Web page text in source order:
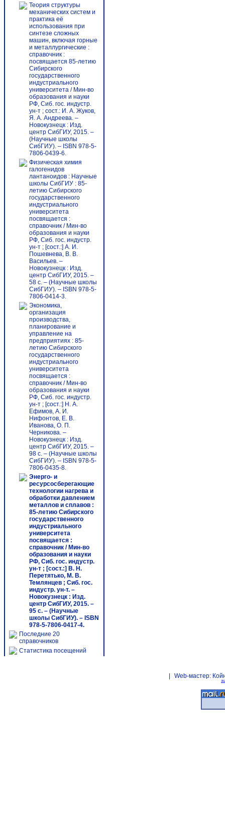
Теория структуры
механических систем и
практика её
использования при
синтезе сложных
машин, включая горные
и металлургические :
справочник :
посвящается 85-летию
Сибирского
государственного
индустриального
университета / Мин-во
образования и науки
РФ, Сиб. гос. индустр.
ун-т ; сост.: И. А. Жуков,
Я. А. Андреева. –
Новокузнецк : Изд.
центр СибГИУ, 2015. –
(Научные школы
СибГИУ). – ISBN 978-5-
7806-0439-6.
Физическая химия
галогенидов
лантаноидов : Научные
школы СибГИУ : 85-
летию Сибирского
государственного
индустриального
университета
посвящается :
справочник / Мин-во
образования и науки
РФ, Сиб. гос. индустр.
ун-т ; [сост.:] А. И.
Пошевнева, В. В.
Васильев. –
Новокузнецк : Изд.
центр СибГИУ, 2015. –
58 с. – (Научные школы
СибГИУ). – ISBN 978-5-
7806-0414-3.
Экономика,
организация
производства,
планирование и
управление на
предприятиях : 85-
летию Сибирского
государственного
индустриального
университета
посвящается :
справочник / Мин-во
образования и науки
РФ, Сиб. гос. индустр.
ун-т ; [сост.:] Н. А.
Ефимов, А. И.
Нифонтов, Е. В.
Иванова, О. П.
Черникова. –
Новокузнецк : Изд.
центр СибГИУ, 2015. –
98 с. – (Научные школы
СибГИУ). – ISBN 978-5-
7806-0435-8.
Энерго- и
ресурсосберегающие
технологии нагрева и
обработки давлением
металлов и сплавов :
85-летию Сибирского
государственного
индустриального
университета
посвящается :
справочник / Мин-во
образования и науки
РФ, Сиб. гос. индустр.
ун-т ; [сост.:] В. Н.
Перетятько, М. В.
Темлянцев ; Сиб. гос.
индустр. ун-т. –
Новокузнецк : Изд.
центр СибГИУ, 2015. –
95 с. – (Научные
школы СибГИУ). – ISBN
978-5-7806-0417-4.
Последние 20
справочников
Статистика посещений
Web-мастер: